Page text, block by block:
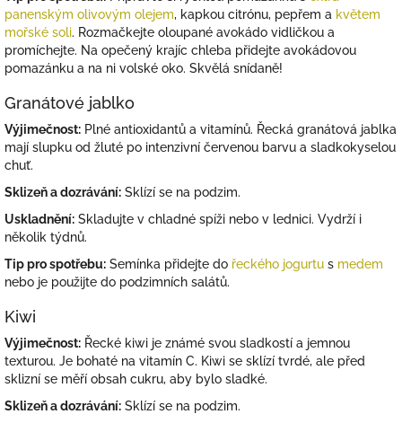
panenským olivovým olejem, kapkou citrónu, pepřem a květem
mořské soli. Rozmačkejte oloupané avokádo vidličkou a
promíchejte. Na opečený krajíc chleba přidejte avokádovou
pomazánku a na ni volské oko. Skvělá snídaně!
Granátové jablko
Výjimečnost: Plné antioxidantů a vitamínů. Řecká granátová jablka
mají slupku od žluté po intenzivní červenou barvu a sladkokyselou
chuť.
Sklizeň a dozrávání: Sklízí se na podzim.
Uskladnění: Skladujte v chladné spíži nebo v lednici. Vydrží i
několik týdnů.
Tip pro spotřebu: Semínka přidejte do řeckého jogurtu s medem
nebo je použijte do podzimních salátů.
Kiwi
Výjimečnost: Řecké kiwi je známé svou sladkostí a jemnou
texturou. Je bohaté na vitamín C. Kiwi se sklízí tvrdé, ale před
sklizní se měří obsah cukru, aby bylo sladké.
Sklizeň a dozrávání: Sklízí se na podzim.